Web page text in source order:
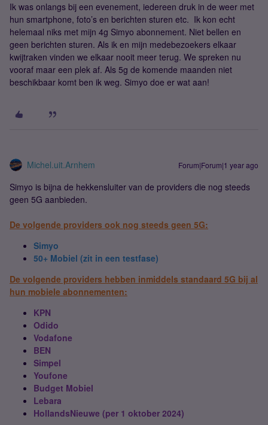
Ik was onlangs bij een evenement, iedereen druk in de weer met
hun smartphone, foto’s en berichten sturen etc. Ik kon echt
helemaal niks met mijn 4g Simyo abonnement. Niet bellen en
geen berichten sturen. Als ik en mijn medebezoekers elkaar
kwijtraken vinden we elkaar nooit meer terug. We spreken nu
vooraf maar een plek af. Als 5g de komende maanden niet
beschikbaar komt ben ik weg. Simyo doe er wat aan!
Michel.uit.Arnhem Forum|Forum|1 year ago
Simyo is bijna de hekkensluiter van de providers die nog steeds
geen 5G aanbieden.
De volgende providers ook nog steeds geen 5G:
Simyo
50+ Mobiel (zit in een testfase)
De volgende providers hebben inmiddels standaard 5G bij al
hun mobiele abonnementen:
KPN
Odido
Vodafone
BEN
Simpel
Youfone
Budget Mobiel
Lebara
HollandsNieuwe (per 1 oktober 2024)